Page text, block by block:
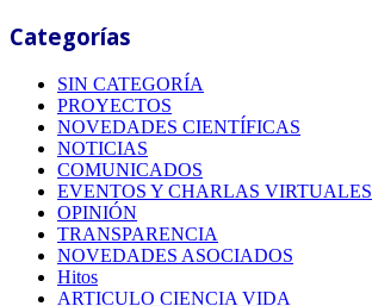
Categorías
SIN CATEGORÍA
PROYECTOS
NOVEDADES CIENTÍFICAS
NOTICIAS
COMUNICADOS
EVENTOS Y CHARLAS VIRTUALES
OPINIÓN
TRANSPARENCIA
NOVEDADES ASOCIADOS
Hitos
ARTICULO CIENCIA VIDA